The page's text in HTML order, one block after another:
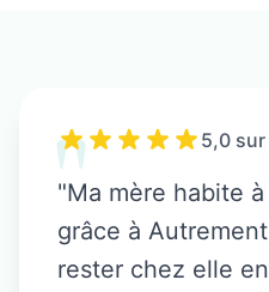
" 5,0 sur
"Ma mère habite à
grâce à
rester chez elle